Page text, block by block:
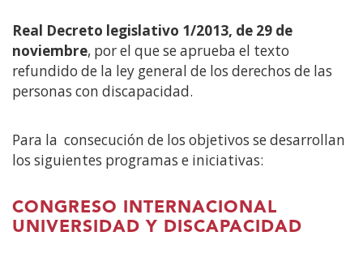
Real Decreto legislativo 1/2013, de 29 de
noviembre, por el que se aprueba el texto
refundido de la ley general de los derechos de las
personas con discapacidad.
Para la consecución de los objetivos se desarrollan
los siguientes programas e iniciativas:
CONGRESO INTERNACIONAL
UNIVERSIDAD Y DISCAPACIDAD